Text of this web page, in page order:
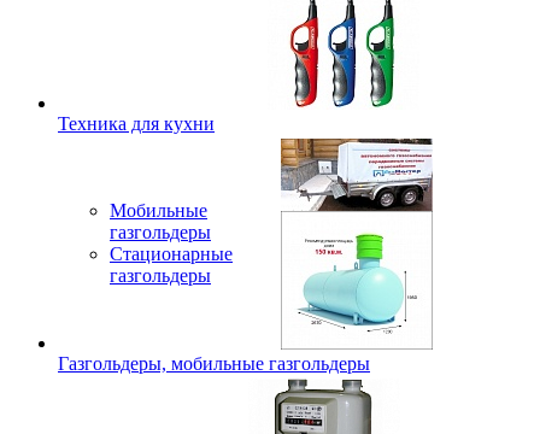
Техника для кухни
Мобильные
газгольдеры
Стационарные
газгольдеры
Газгольдеры, мобильные газгольдеры